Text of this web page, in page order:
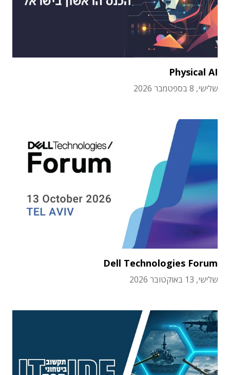
Physical AI
שלישי, 8 בספטמבר 2026
Dell Technologies Forum
שלישי, 13 באוקטובר 2026